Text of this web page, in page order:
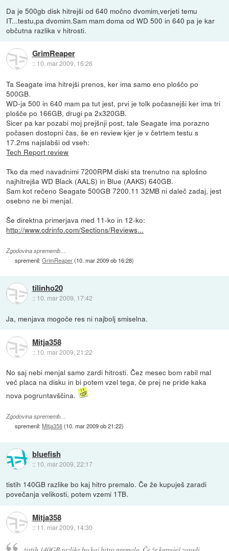
Da je 500gb disk hitrejši od 640 močno dvomim,verjeti temu
IT...testu,pa dvomim.Sam mam doma od WD 500 in 640 pa je kar
občutna razlika v hitrosti.
GrimReaper
:: 10. mar 2009, 16:26
Ta Seagate ima hitrejši prenos, ker ima samo eno ploščo po
500GB.
WD-ja 500 in 640 mam pa tut jest, prvi je tolk počasnejši ker ima tri
plošče po 166GB, drugi pa 2x320GB.
Sicer pa kar pozabi moj prejšnji post, tale Seagate ima porazno
počasen dostopni čas, še en review kjer je v četrtem testu s
17.2ms najslabši od vseh:
Tech Report review
Tko da med navadnimi 7200RPM diski sta trenutno na splošno
najhitrejša WD Black (AALS) in Blue (AAKS) 640GB.
Sam kot rečeno Seagate 500GB 7200.11 32MB ni daleč zadaj, jest
osebno ne bi menjal.
Še direktna primerjava med 11-ko in 12-ko:
http://www.cdrinfo.com/Sections/Reviews...
Zgodovina sprememb…
spremenil:GrimReaper(10. mar 2009 ob 16:28)
tilinho20
:: 10. mar 2009, 17:42
Ja, menjava mogoče res ni najbolj smiselna.
Mitja358
:: 10. mar 2009, 21:22
No saj nebi menjal samo zardi hitrosti. Čez mesec bom rabil mal
več placa na disku in bi potem vzel tega, če prej ne pride kaka
nova pogruntavščina.
Zgodovina sprememb…
spremenil:Mitja358(10. mar 2009 ob 21:22)
bluefish
:: 10. mar 2009, 22:17
tistih 140GB razlike bo kaj hitro premalo. Če že kupuješ zaradi
povečanja velikosti, potem vzemi 1TB.
Mitja358
:: 11. mar 2009, 14:30